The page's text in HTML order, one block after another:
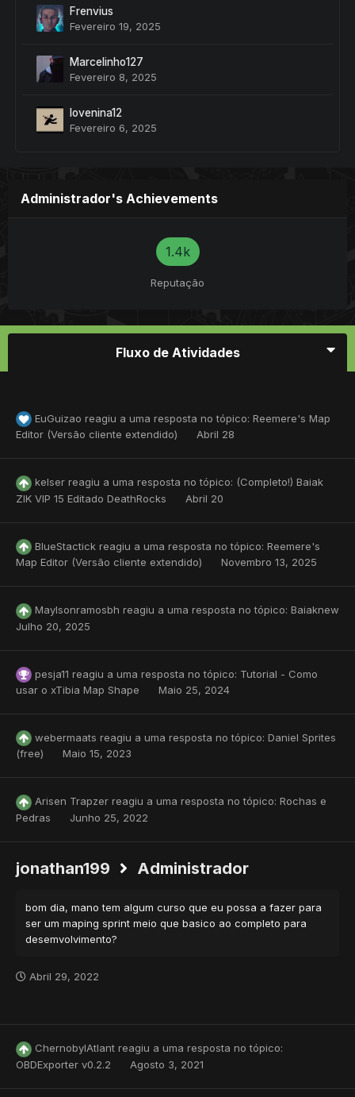
Frenvius
Fevereiro 19, 2025
Marcelinho127
Fevereiro 8, 2025
lovenina12
Fevereiro 6, 2025
Administrador's Achievements
1.4k
Reputação
Fluxo de Atividades
EuGuizao reagiu a uma resposta no tópico: Reemere's Map
Editor (Versão cliente extendido)
Abril 28
kelser reagiu a uma resposta no tópico: (Completo!) Baiak
ZIK VIP 15 Editado DeathRocks
Abril 20
BlueStactick reagiu a uma resposta no tópico: Reemere's
Map Editor (Versão cliente extendido)
Novembro 13, 2025
Maylsonramosbh reagiu a uma resposta no tópico: Baiaknew
Julho 20, 2025
pesja11 reagiu a uma resposta no tópico: Tutorial - Como
usar o xTibia Map Shape
Maio 25, 2024
webermaats reagiu a uma resposta no tópico: Daniel Sprites
(free)
Maio 15, 2023
Arisen Trapzer reagiu a uma resposta no tópico: Rochas e
Pedras
Junho 25, 2022
jonathan199 Administrador
bom dia, mano tem algum curso que eu possa a fazer para
ser um maping sprint meio que basico ao completo para
desemvolvimento?
Abril 29, 2022
ChernobylAtlant reagiu a uma resposta no tópico:
OBDExporter v0.2.2
Agosto 3, 2021